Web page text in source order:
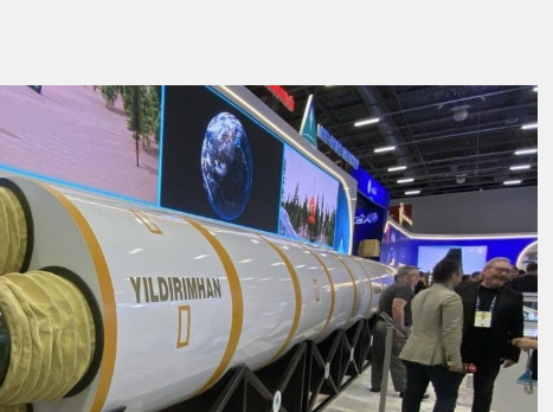
“Kırmızı Altın” mesaisi
BİBA: “BURSA’NIN GELECEĞİNİ BÜTÜNCÜL BİR ANLAYIŞLA PLANLIYORUZ”
HAZIR İKİ YENİ MOBİL ARAÇ
ÇOCUKLAR DA ŞEN ŞAKRAK
Nabzını Sahada Tuttu